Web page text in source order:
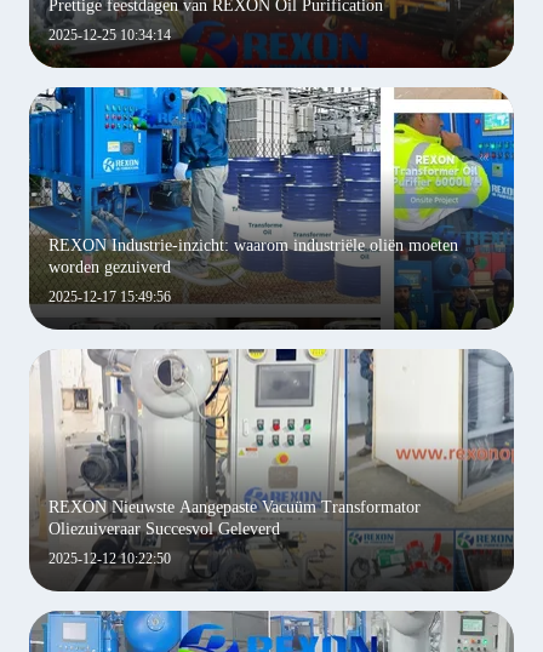
2025-12-25 10:34:14
Prettige feestdagen van REXON Oil Purification
2025-12-17 15:49:56
REXON Industrie-inzicht: waarom industriële oliën moeten
worden gezuiverd
2025-12-12 10:22:50
REXON Nieuwste Aangepaste Vacuüm Transformator
Oliezuiveraar Succesvol Geleverd